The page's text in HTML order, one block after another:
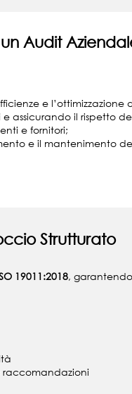
Audit
e l’ottimizzazione
assicurando il rispetto
e fornitori;
e il mantenimento
Strutturato
19011:2018,
raccomandazioni